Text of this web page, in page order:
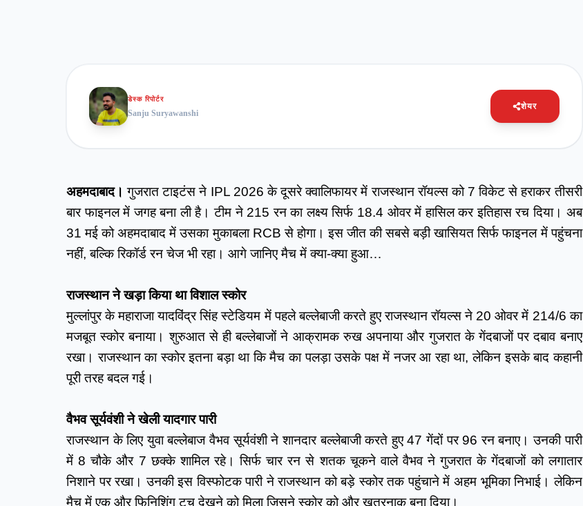
डेस्क रिपोर्टर
Sanju Suryawanshi
शेयर
अहमदाबाद। गुजरात टाइटंस ने IPL 2026 के दूसरे क्वालिफायर में राजस्थान रॉयल्स को 7 विकेट से हराकर तीसरी
बार फाइनल में जगह बना ली है। टीम ने 215 रन का लक्ष्य सिर्फ 18.4 ओवर में हासिल कर इतिहास रच दिया। अब
31 मई को अहमदाबाद में उसका मुकाबला RCB से होगा। इस जीत की सबसे बड़ी खासियत सिर्फ फाइनल में पहुंचना
नहीं, बल्कि रिकॉर्ड रन चेज भी रहा। आगे जानिए मैच में क्या-क्या हुआ…
राजस्थान ने खड़ा किया था विशाल स्कोर
मुल्लांपुर के महाराजा यादविंद्र सिंह स्टेडियम में पहले बल्लेबाजी करते हुए राजस्थान रॉयल्स ने 20 ओवर में 214/6 का
मजबूत स्कोर बनाया। शुरुआत से ही बल्लेबाजों ने आक्रामक रुख अपनाया और गुजरात के गेंदबाजों पर दबाव बनाए
रखा। राजस्थान का स्कोर इतना बड़ा था कि मैच का पलड़ा उसके पक्ष में नजर आ रहा था, लेकिन इसके बाद कहानी
पूरी तरह बदल गई।
वैभव सूर्यवंशी ने खेली यादगार पारी
राजस्थान के लिए युवा बल्लेबाज वैभव सूर्यवंशी ने शानदार बल्लेबाजी करते हुए 47 गेंदों पर 96 रन बनाए। उनकी पारी
में 8 चौके और 7 छक्के शामिल रहे। सिर्फ चार रन से शतक चूकने वाले वैभव ने गुजरात के गेंदबाजों को लगातार
निशाने पर रखा। उनकी इस विस्फोटक पारी ने राजस्थान को बड़े स्कोर तक पहुंचाने में अहम भूमिका निभाई। लेकिन
मैच में एक और फिनिशिंग टच देखने को मिला जिसने स्कोर को और खतरनाक बना दिया।